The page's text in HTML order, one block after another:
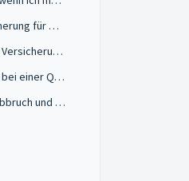
Warum brauche ich eine Versicherung für mein Moped, meinen Roller oder E-Scooter?
Warum wechselt die Farbe des Versicherungskennzeichens jedes Jahr?
Welche Versicherungen leisten bei einer Quarantäne und Reisewarnung? (Corona)
Gibt es Kombi-Tarife für Reiseabbruch und Reiserücktritt?